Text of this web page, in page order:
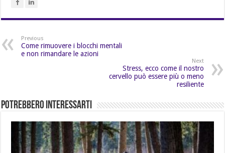
Previous
Come rimuovere i blocchi mentali
e non rimandare le azioni
Next
Stress, ecco come il nostro
cervello può essere più o meno
resiliente
Potrebbero Interessarti